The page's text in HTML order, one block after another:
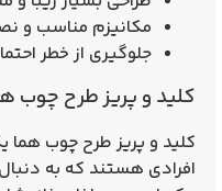
مکانیزم مناسب و
جلوگیری از خطر
کلید و پریز طرح چوب
کلید و پریز طرح چوب هما
افرادی هستند که به